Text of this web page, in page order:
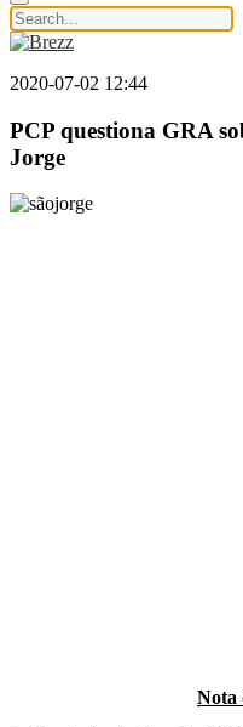
2020-07-02 12:44
PCP questiona GRA
Jorge
Nota